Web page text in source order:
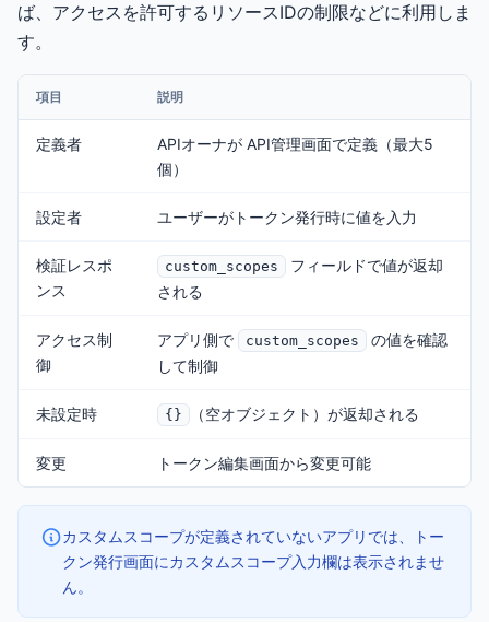
ば、アクセスを許可するリソースIDの制限などに利用しま
す。
項目 説明
定義者
APIオーナが API管理画面で定義（最大5
個）
設定者 ユーザーがトークン発行時に値を入力
検証レスポ
ンス
custom_scopes
フィールドで値が返却
される
アクセス制
御
アプリ側で custom_scopes
の値を確認
して制御
未設定時 {} （空オブジェクト）が返却される
変更 トークン編集画面から変更可能
カスタムスコープが定義されていないアプリでは、トー
クン発行画面にカスタムスコープ入力欄は表示されませ
ん。